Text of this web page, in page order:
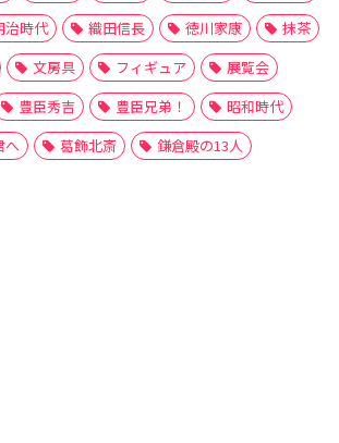
治時代 織田信長 徳川家康
抹茶
文房具 フィギュア
展覧会
豊臣秀吉 豊臣兄弟！
昭和時代
へ
葛飾北斎 鎌倉殿の13人